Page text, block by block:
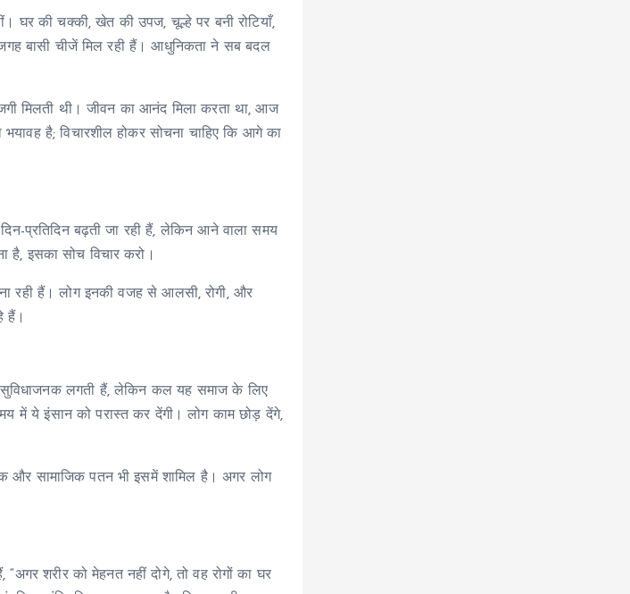
घर की चक्की, खेत की उपज, चूल्हे पर बनी रोटियाँ,
बासी चीजें मिल रही हैं। आधुनिकता ने सब बदल
मिलती थी। जीवन का आनंद मिला करता था, आज
है; विचारशील होकर सोचना चाहिए कि आगे का
प्रतिदिन बढ़ती जा रही हैं, लेकिन आने वाला समय
है, इसका सोच विचार करो।
रही हैं। लोग इनकी वजह से आलसी, रोगी, और
हैं।
लगती हैं, लेकिन कल यह समाज के लिए
में ये इंसान को परास्त कर देंगी। लोग काम छोड़ देंगे,
और सामाजिक पतन भी इसमें शामिल है। अगर लोग
शरीर को मेहनत नहीं दोगे, तो वह रोगों का घर